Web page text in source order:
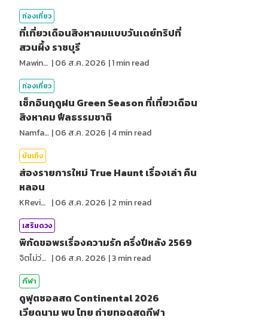
ท่องเที่ยว
ที่เที่ยวเดือนสิงหาคมแบบวันเดย์ทริปที่
สวนผึ้ง ราชบุรี
MawinMatravel |06 ส.ค. 2026 |1min read
ท่องเที่ยว
เช็กอินฤดูฝน Green Season ที่เที่ยวเดือน
สิงหาคม ฟีลธรรมชาติ
NamfahPhupha |06 ส.ค. 2026 |4min read
บันเทิง
ส่องรายการใหม่ True Haunt เรื่องเล่า คืน
หลอน
KReview |06 ส.ค. 2026 |2 min read
เสริมดวง
พิกัดขอพรเรื่องความรัก ครึ่งปีหลัง 2569
จิตไม่ว่าง |06 ส.ค. 2026 |3min read
กีฬา
ดูฟุตซอลสด Continental 2026
เวียดนาม พบ ไทย ถ่ายทอดสดกีฬา